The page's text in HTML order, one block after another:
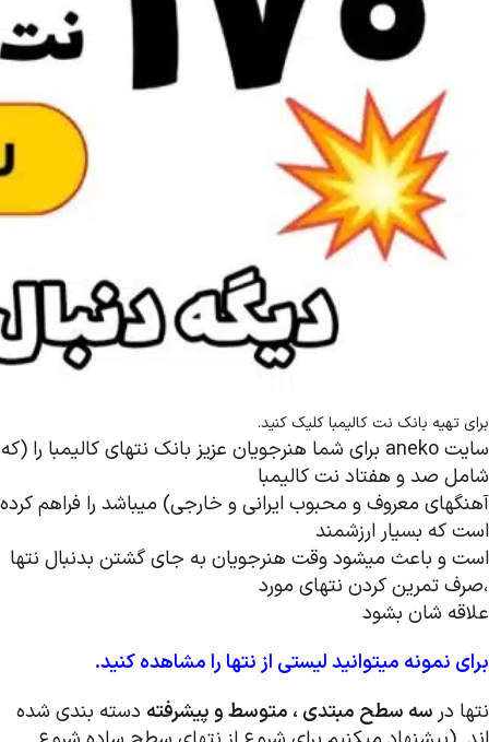
برای تهیه بانک نت کالیمبا کلیک کنید.
سایت aneko برای شما هنرجویان عزیز بانک نتهای کالیمبا را (که
شامل صد و هفتاد نت کالیمبا
آهنگهای معروف و محبوب ایرانی و خارجی) میباشد را فراهم کرده
است که بسیار ارزشمند
است و باعث میشود وقت هنرجویان به جای گشتن بدنبال نتها
،صرف تمرین کردن نتهای مورد
علاقه شان بشود
برای نمونه میتوانید لیستی از نتها را مشاهده کنید.
نتها در سه سطح مبتدی ، متوسط و پیشرفته دسته بندی شده